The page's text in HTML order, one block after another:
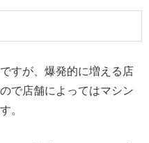
すが、爆発的に増える店
で店舗によってはマシン
。